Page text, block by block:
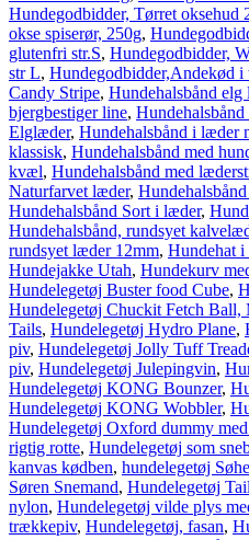
Hundegodbidder, Tørret oksehud
okse spiserør, 250g,
glutenfri str.S, Hundegodbidder,
str L, Hundegodbidder,Andekød i
Candy Stripe, Hundehalsbånd elg
bjergbestiger line,
Elglæder, Hundehalsbånd i læder
klassisk, Hundehalsbånd med
kvæl, Hundehalsbånd med
Naturfarvet læder,
Hundehalsbånd Sort i læder,
Hundehalsbånd, rundsyet
rundsyet læder 12mm, Hundehat i
Hundejakke Utah, Hundekurv
Hundelegetøj Buster food Cube,
Hundelegetøj Chuckit Fetch Ball,
Tails, Hundelegetøj Hydro Plane,
piv, Hundelegetøj Jolly Tuff
piv, Hundelegetøj Julepingvin,
Hundelegetøj KONG Bounzer,
Hundelegetøj KONG Wobbler,
Hundelegetøj Oxford dummy
rigtig rotte, Hundelegetøj som
kanvas kødben, hundelegetøj
Søren Snemand, Hundelegetøj
nylon, Hundelegetøj vilde plys
trækkepiv, Hundelegetøj, fasan,